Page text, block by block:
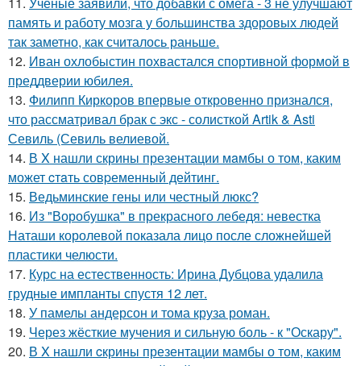
память и работу мозга у большинства здоровых людей
так заметно, как считалось раньше.
12. Иван охлобыстин похвастался спортивной формой в
преддверии юбилея.
13. Филипп Киркоров впервые откровенно признался,
что рассматривал брак с экс - солисткой Artik & Asti
Севиль (Севиль велиевой.
14. В X нашли скрины презентации мaмбы о том, каким
может cтaть совpеменный дейтинг.
15. Ведьминские гены или честный люкс?
16. Из "Воробушка" в прекрасного лебедя: невестка
Наташи королевой показала лицо после сложнейшей
пластики челюсти.
17. Курс на естественность: Ирина Дубцова удалила
грудные импланты спустя 12 лет.
18. У памелы андерсон и тома круза роман.
19. Через жёсткие мучения и сильную боль - к "Оскару".
20. В X нашли cкрины презентации мамбы о том, каким